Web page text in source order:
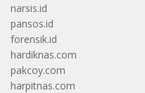
narsis.id
pansos.id
forensik.id
hardiknas.com
pakcoy.com
harpitnas.com